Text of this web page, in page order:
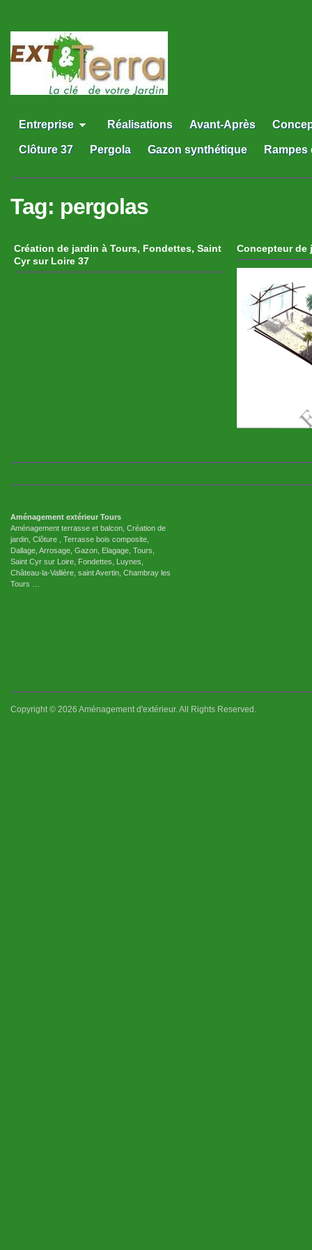
Entreprise Réalisations Avant-Après
Clôture 37 Pergola Gazon synthétique Rampes
Tag: pergolas
Création de jardin à Tours, Fondettes, Saint
Cyr sur Loire 37
Concepteur de
Aménagement extérieur Tours
Aménagement terrasse et balcon, Création de
jardin, Clôture , Terrasse bois composite,
Dallage, Arrosage, Gazon, Elagage, Tours,
Saint Cyr sur Loire, Fondettes, Luynes,
Château-la-Vallière, saint Avertin, Chambray les
Tours …
Copyright © 2026 Aménagement d'extérieur. All Rights Reserved.